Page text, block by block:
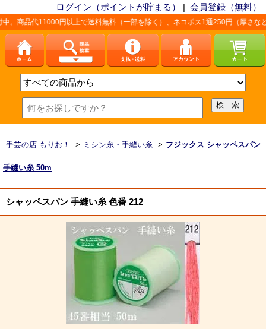
ログイン（ポイントが貯まる） | 会員登録（無料）
円以上で送料無料（一部を除く）、ネコポス1通250円（厚さなど条件あり）
手芸の店 もりお！ > ミシン糸・手縫い糸 > フジックス シャッペスパン
手縫い糸 50m
シャッペスパン 手縫い糸 色番 212